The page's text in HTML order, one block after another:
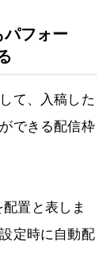
フォー
て、入稿した
できる配信枠
置と表しま
定時に自動配